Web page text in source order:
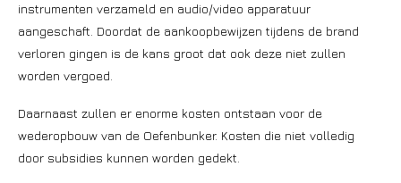
instrumenten verzameld en audio/video apparatuur
aangeschaft. Doordat de aankoopbewijzen tijdens de brand
verloren gingen is de kans groot dat ook deze niet zullen
worden vergoed.
Daarnaast zullen er enorme kosten ontstaan voor de
wederopbouw van de Oefenbunker. Kosten die niet volledig
door subsidies kunnen worden gedekt.